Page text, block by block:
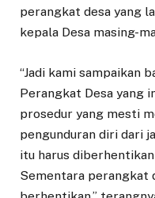
perangkat desa yang
kepala Desa masing-
“Jadi kami sampaikan
Perangkat Desa yang
prosedur yang mesti
pengunduran diri dari
itu harus
Sementara perangkat